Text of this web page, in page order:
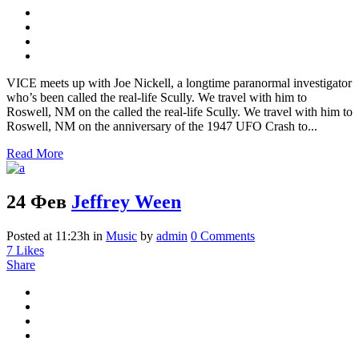
VICE meets up with Joe Nickell, a longtime paranormal investigator
who’s been called the real-life Scully. We travel with him to
Roswell, NM on the called the real-life Scully. We travel with him to
Roswell, NM on the anniversary of the 1947 UFO Crash to...
Read More
24 Фев Jeffrey Ween
Posted at 11:23h in Music by admin 0 Comments
7 Likes
Share